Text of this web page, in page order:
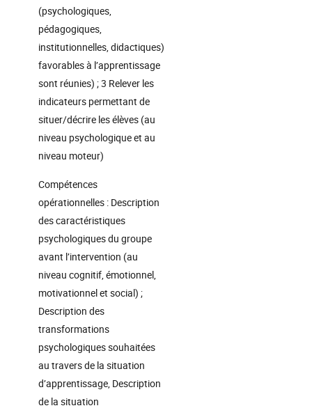
(psychologiques,
pédagogiques,
institutionnelles, didactiques)
favorables à l’apprentissage
sont réunies) ; 3 Relever les
indicateurs permettant de
situer/décrire les élèves (au
niveau psychologique et au
niveau moteur)
Compétences
opérationnelles : Description
des caractéristiques
psychologiques du groupe
avant l’intervention (au
niveau cognitif, émotionnel,
motivationnel et social) ;
Description des
transformations
psychologiques souhaitées
au travers de la situation
d’apprentissage, Description
de la situation